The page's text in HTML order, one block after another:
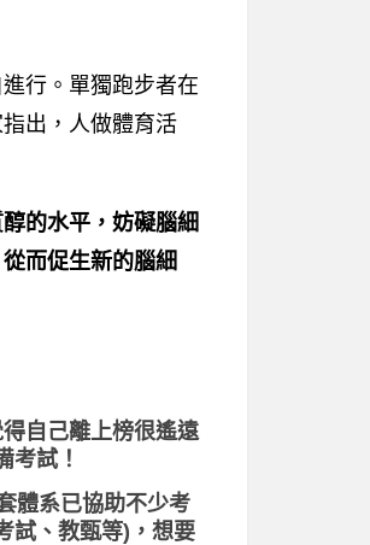
行。單獨跑步者在
出，人做體育活
的水平，妨礙腦細
而促生新的腦細
自己離上榜很遙遠
考試！
體系已協助不少考
試、教甄等)，想要